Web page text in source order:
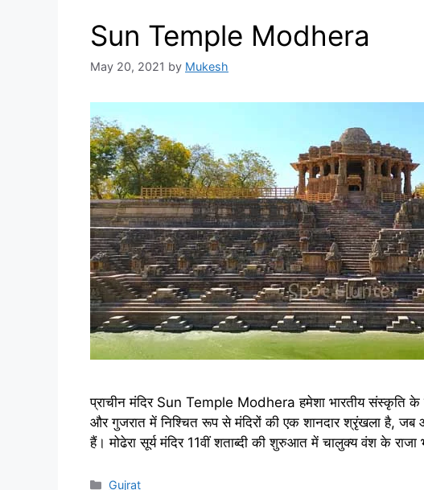
Sun Temple Modhera
May 20, 2021 by Mukesh
प्राचीन मंदिर Sun Temple Modhera हमेशा भारतीय संस्कृति
और गुजरात में निश्चित रूप से मंदिरों की एक शानदार श्रृंखला है, जब
हैं। मोढेरा सूर्य मंदिर 11वीं शताब्दी की शुरुआत में चालुक्य वंश के राजा
Categories
Gujrat